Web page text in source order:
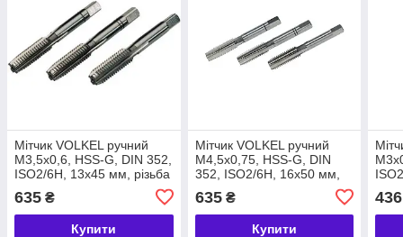
Мітчик VOLKEL ручний
М3,5х0,6, HSS-G, DIN 352,
ISO2/6H, 13х45 мм, різьба
DIN 13, для наскрізних та
глухих отворів,
неабразивні
635 ₴
Купити
Мітчик VOLKEL ручний
М4,5х0,75, HSS-G, DIN
352, ISO2/6H, 16х50 мм,
наскрізних та глухих
отворів, неабразивні
635₴
Купити
436